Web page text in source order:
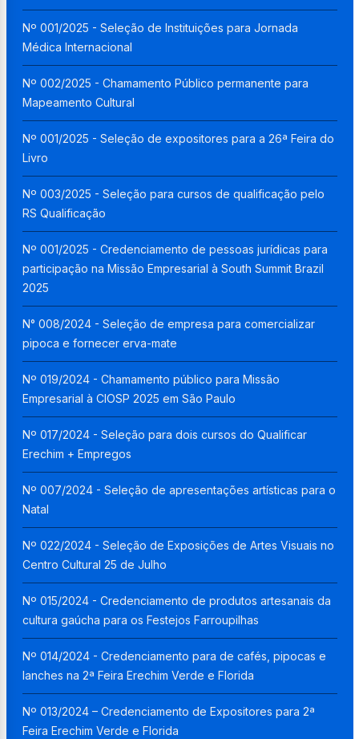
Nº 001/2025 - Seleção de Instituições para Jornada
Médica Internacional
Nº 002/2025 - Chamamento Público permanente para
Mapeamento Cultural
Nº 001/2025 - Seleção de expositores para a 26ª Feira do
Livro
Nº 003/2025 - Seleção para cursos de qualificação pelo
RS Qualificação
Nº 001/2025 - Credenciamento de pessoas jurídicas para
participação na Missão Empresarial à South Summit Brazil
2025
N° 008/2024 - Seleção de empresa para comercializar
pipoca e fornecer erva-mate
Nº 019/2024 - Chamamento público para Missão
Empresarial à CIOSP 2025 em São Paulo
Nº 017/2024 - Seleção para dois cursos do Qualificar
Erechim + Empregos
Nº 007/2024 - Seleção de apresentações artísticas para o
Natal
Nº 022/2024 - Seleção de Exposições de Artes Visuais no
Centro Cultural 25 de Julho
Nº 015/2024 - Credenciamento de produtos artesanais da
cultura gaúcha para os Festejos Farroupilhas
Nº 014/2024 - Credenciamento para de cafés, pipocas e
lanches na 2ª Feira Erechim Verde e Florida
Nº 013/2024 – Credenciamento de Expositores para 2ª
Feira Erechim Verde e Florida